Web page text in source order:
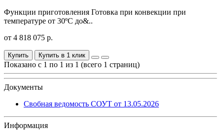
Функции приготовления Готовка при конвекции при
температуре от 30ºС до&..
от 4 818 075 р.
Купить Купить в 1 клик
Показано с 1 по 1 из 1 (всего 1 страниц)
Документы
Свобная ведомость СОУТ от 13.05.2026
Информация